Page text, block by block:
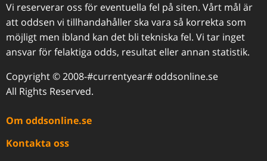
Vi reserverar oss för eventuella fel på siten. Vårt mål är
att oddsen vi tillhandahåller ska vara så korrekta som
möjligt men ibland kan det bli tekniska fel. Vi tar inget
ansvar för felaktiga odds, resultat eller annan statistik.
Copyright © 2008-#currentyear# oddsonline.se
All Rights Reserved.
Om oddsonline.se
Kontakta oss